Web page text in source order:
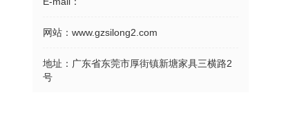
网站： www.gzsilong2.com
地址： 广东省东莞市厚街镇新塘家具三横路2
号